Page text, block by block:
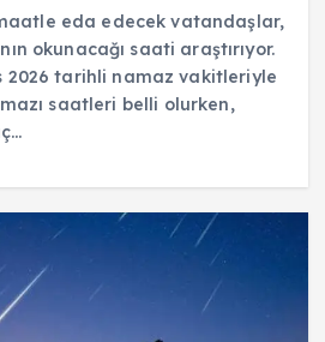
eda edecek vatandaşlar,
okunacağı saati araştırıyor.
2026 tarihli namaz vakitleriyle
saatleri belli olurken,